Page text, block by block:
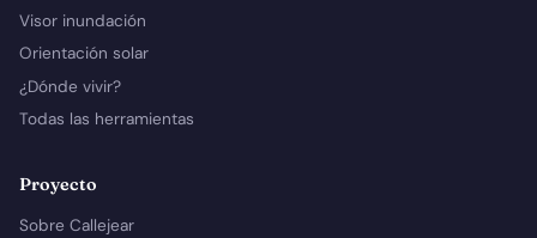
Visor inundación
Orientación solar
¿Dónde vivir?
Todas las herramientas
Proyecto
Sobre Callejear